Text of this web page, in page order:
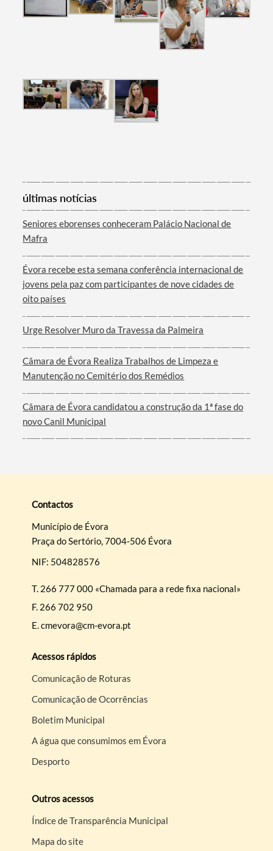
últimas notícias
Seniores eborenses conheceram Palácio Nacional de
Mafra
Évora recebe esta semana conferência internacional de
jovens pela paz com participantes de nove cidades de
oito países
Urge Resolver Muro da Travessa da Palmeira
Câmara de Évora Realiza Trabalhos de Limpeza e
Manutenção no Cemitério dos Remédios
Câmara de Évora candidatou a construção da 1ª fase do
novo Canil Municipal
Contactos
Município de Évora
Praça do Sertório, 7004-506 Évora
NIF: 504828576
T. 266 777 000 «Chamada para a rede fixa nacional»
F. 266 702 950
E.cmevora@cm-evora.pt
Acessos rápidos
Comunicação de Roturas
Comunicação de Ocorrências
Boletim Municipal
A água que consumimos em Évora
Desporto
Outros acessos
Índice de Transparência Municipal
Mapa do site